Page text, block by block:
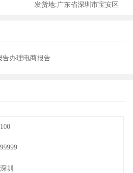
发货地:广东省深圳市宝安区
告办理电商报告
100
99999
深圳